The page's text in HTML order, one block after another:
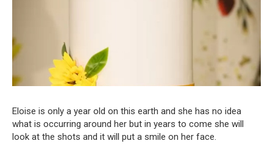
Eloise is only a year old on this earth and she has no idea
what is occurring around her but in years to come she will
look at the shots and it will put a smile on her face.